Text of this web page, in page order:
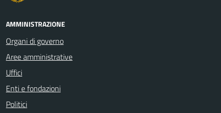
AMMINISTRAZIONE
Organi di governo
Aree amministrative
Uffici
Enti e fondazioni
Politici